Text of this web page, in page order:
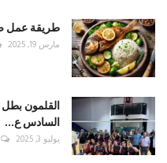
طريقة عمل
مارس 19, 2025
القلمون بطل
السادس ع...
يوليو 3, 2025